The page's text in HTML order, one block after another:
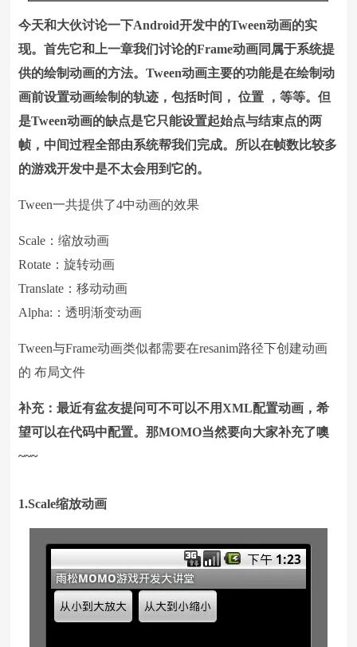
今天和大伙讨论一下Android开发中的Tween动画的实
现。首先它和上一章我们讨论的Frame动画同属于系统提
供的绘制动画的方法。Tween动画主要的功能是在绘制动
画前设置动画绘制的轨迹，包括时间， 位置 ，等等。但
是Tween动画的缺点是它只能设置起始点与结束点的两
帧，中间过程全部由系统帮我们完成。所以在帧数比较多
的游戏开发中是不太会用到它的。
Tween一共提供了4中动画的效果
Scale：缩放动画
Rotate：旋转动画
Translate：移动动画
Alpha:：透明渐变动画
Tween与Frame动画类似都需要在resanim路径下创建动画
的 布局文件
补充：最近有盆友提问可不可以不用XML配置动画，希
望可以在代码中配置。那MOMO当然要向大家补充了噢
~~~
1.Scale缩放动画